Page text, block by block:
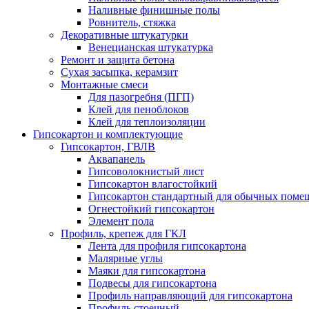
Наливные финишные полы
Ровнитель, стяжка
Декоративные штукатурки
Венецианская штукатурка
Ремонт и защита бетона
Сухая засыпка, керамзит
Монтажные смеси
Для пазогребня (ПГП)
Клей для пеноблоков
Клей для теплоизоляции
Гипсокартон и комплектующие
Гипсокартон, ГВЛВ
Аквапанель
Гипсоволокнистый лист
Гипсокартон влагостойкий
Гипсокартон стандартный для обычных
Огнестойкий гипсокартон
Элемент пола
Профиль, крепеж для ГКЛ
Лента для профиля гипсокартона
Малярные углы
Маяки для гипсокартона
Подвесы для гипсокартона
Профиль направляющий для гипсокартона